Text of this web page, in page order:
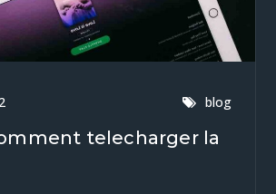
blog
telecharger la